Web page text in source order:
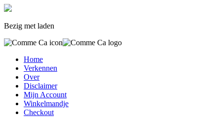
Bezig met laden
Home
Verkennen
Over
Disclaimer
Mijn Account
Winkelmandje
Checkout